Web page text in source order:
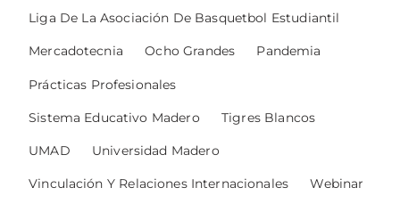
Liga De La Asociación De Basquetbol Estudiantil
Mercadotecnia Ocho Grandes Pandemia
Prácticas Profesionales
Sistema Educativo Madero Tigres Blancos
UMAD Universidad Madero
Vinculación Y Relaciones Internacionales Webinar